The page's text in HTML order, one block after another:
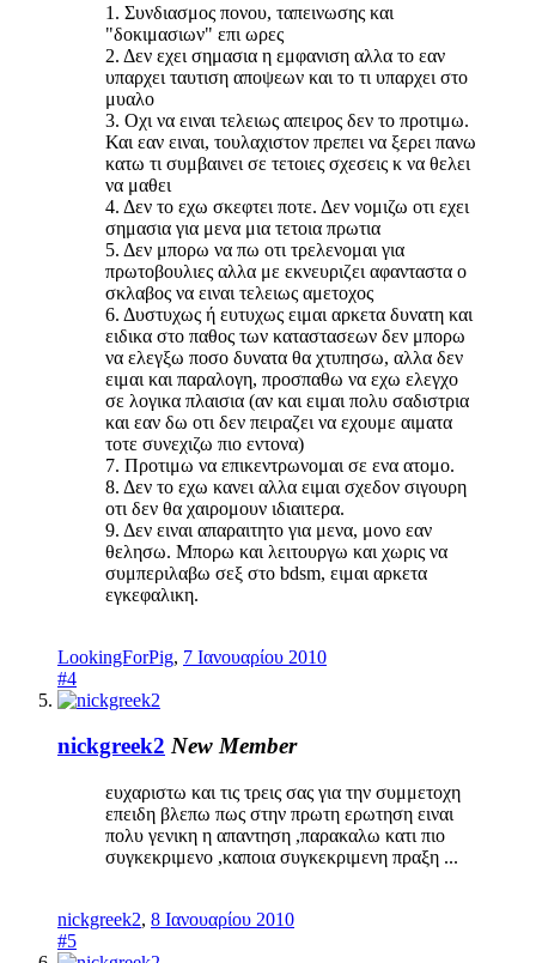
1. Συνδιασμος πονου, ταπεινωσης και
"δοκιμασιων" επι ωρες
2. Δεν εχει σημασια η εμφανιση αλλα το εαν
υπαρχει ταυτιση αποψεων και το τι υπαρχει στο
μυαλο
3. Οχι να ειναι τελειως απειρος δεν το προτιμω.
Και εαν ειναι, τουλαχιστον πρεπει να ξερει πανω
κατω τι συμβαινει σε τετοιες σχεσεις κ να θελει
να μαθει
4. Δεν το εχω σκεφτει ποτε. Δεν νομιζω οτι εχει
σημασια για μενα μια τετοια πρωτια
5. Δεν μπορω να πω οτι τρελενομαι για
πρωτοβουλιες αλλα με εκνευριζει αφανταστα ο
σκλαβος να ειναι τελειως αμετοχος
6. Δυστυχως ή ευτυχως ειμαι αρκετα δυνατη και
ειδικα στο παθος των καταστασεων δεν μπορω
να ελεγξω ποσο δυνατα θα χτυπησω, αλλα δεν
ειμαι και παραλογη, προσπαθω να εχω ελεγχο
σε λογικα πλαισια (αν και ειμαι πολυ σαδιστρια
και εαν δω οτι δεν πειραζει να εχουμε αιματα
τοτε συνεχιζω πιο εντονα)
7. Προτιμω να επικεντρωνομαι σε ενα ατομο.
8. Δεν το εχω κανει αλλα ειμαι σχεδον σιγουρη
οτι δεν θα χαιρομουν ιδιαιτερα.
9. Δεν ειναι απαραιτητο για μενα, μονο εαν
θελησω. Μπορω και λειτουργω και χωρις να
συμπεριλαβω σεξ στο bdsm, ειμαι αρκετα
εγκεφαλικη.
LookingForPig, 7 Ιανουαρίου 2010
#4
nickgreek2 New Member
ευχαριστω και τις τρεις σας για την συμμετοχη
επειδη βλεπω πως στην πρωτη ερωτηση ειναι
πολυ γενικη η απαντηση ,παρακαλω κατι πιο
συγκεκριμενο ,καποια συγκεκριμενη πραξη ...
nickgreek2, 8 Ιανουαρίου 2010
#5